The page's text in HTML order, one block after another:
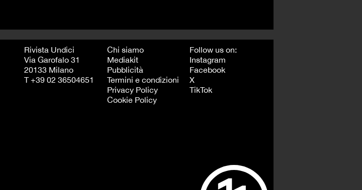
Rivista Undici
Via Garofalo 31
20133 Milano
T +39 02 36504651
Chi siamo
Mediakit
Pubblicità
Termini e condizioni
Privacy Policy
Cookie Policy
Follow us on:
Instagram
Facebook
X
TikTok